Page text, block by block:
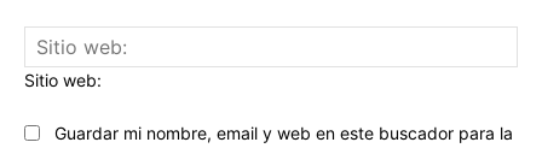
Sitio web:
Guardar mi nombre, email y web en este buscador para la